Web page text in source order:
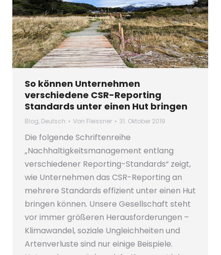
So können Unternehmen
verschiedene CSR-Reporting
Standards unter einen Hut bringen
Blog, Deutsch Von Fleissner 31. Oktober 2019
Die folgende Schriftenreihe
„Nachhaltigkeitsmanagement entlang
verschiedener Reporting-Standards“ zeigt,
wie Unternehmen das CSR-Reporting an
mehrere Standards effizient unter einen Hut
bringen können. Unsere Gesellschaft steht
vor immer größeren Herausforderungen –
Klimawandel, soziale Ungleichheiten und
Artenverluste sind nur einige Beispiele.